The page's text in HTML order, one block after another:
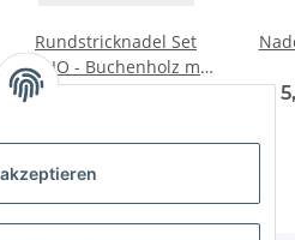
Rundstricknadel Set
VARIO - Buchenholz mit
austauschbaren
74,95 €*